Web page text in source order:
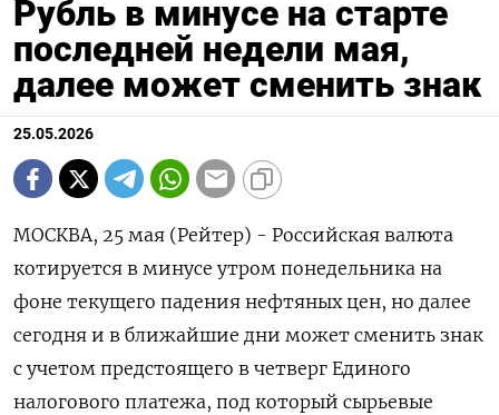
Рубль в минусе на старте
последней недели мая,
далее может сменить знак
25.05.2026
МОСКВА, 25 мая (Рейтер) - Российская валюта
котируется в минусе утром понедельника на
фоне текущего падения нефтяных цен, но далее
сегодня и в ближайшие дни может сменить знак
с учетом предстоящего в четверг Единого
налогового платежа, под который сырьевые